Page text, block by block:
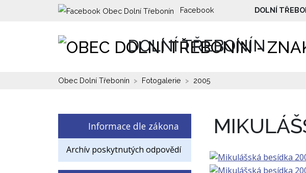
Facebook DOLNÍ
DOLNÍ TŘEBONÍN
Obec Dolní Třebonín Fotogalerie 2005
Informace dle zákona
Archív poskytnutých odpovědí